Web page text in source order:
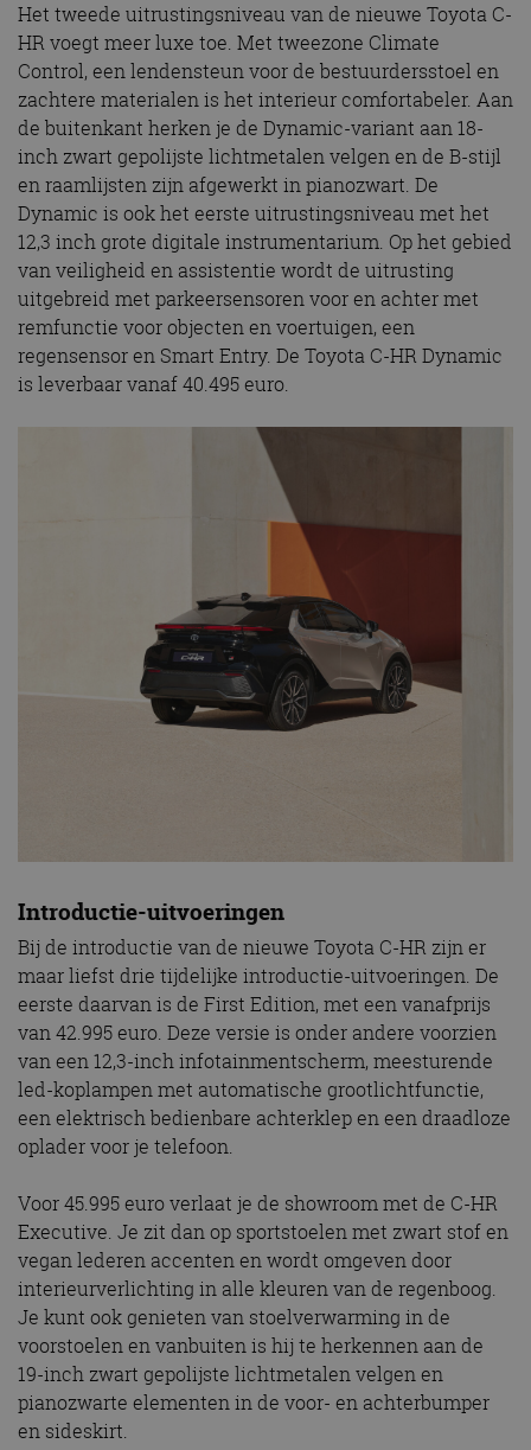
Het tweede uitrustingsniveau van de nieuwe Toyota C-
HR voegt meer luxe toe. Met tweezone Climate
Control, een lendensteun voor de bestuurdersstoel en
zachtere materialen is het interieur comfortabeler. Aan
de buitenkant herken je de Dynamic-variant aan 18-
inch zwart gepolijste lichtmetalen velgen en de B-stijl
en raamlijsten zijn afgewerkt in pianozwart. De
Dynamic is ook het eerste uitrustingsniveau met het
12,3 inch grote digitale instrumentarium. Op het gebied
van veiligheid en assistentie wordt de uitrusting
uitgebreid met parkeersensoren voor en achter met
remfunctie voor objecten en voertuigen, een
regensensor en Smart Entry. De Toyota C-HR Dynamic
is leverbaar vanaf 40.495 euro.
Introductie-uitvoeringen
Bij de introductie van de nieuwe Toyota C-HR zijn er
maar liefst drie tijdelijke introductie-uitvoeringen. De
eerste daarvan is de First Edition, met een vanafprijs
van 42.995 euro. Deze versie is onder andere voorzien
van een 12,3-inch infotainmentscherm, meesturende
led-koplampen met automatische grootlichtfunctie,
een elektrisch bedienbare achterklep en een draadloze
oplader voor je telefoon.
Voor 45.995 euro verlaat je de showroom met de C-HR
Executive. Je zit dan op sportstoelen met zwart stof en
vegan lederen accenten en wordt omgeven door
interieurverlichting in alle kleuren van de regenboog.
Je kunt ook genieten van stoelverwarming in de
voorstoelen en vanbuiten is hij te herkennen aan de
19-inch zwart gepolijste lichtmetalen velgen en
pianozwarte elementen in de voor- en achterbumper
en sideskirt.